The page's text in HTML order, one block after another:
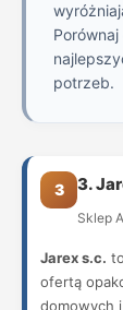
potrzeb.
3 3.
Sklep
Jarex s.c.
ofertą
domowych